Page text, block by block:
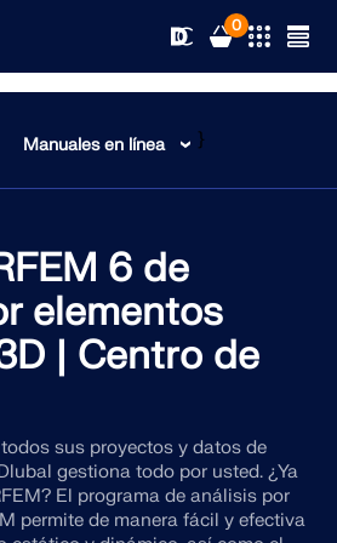
0
Más información
completa
Manuales en línea }
6 de
elementos
| Centro de
sus proyectos y datos de
gestiona todo por usted. ¿Ya
El programa de análisis por
permite de manera fácil y efectiva